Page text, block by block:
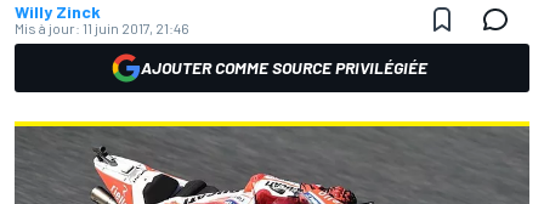
Willy Zinck
Mis à jour: 11 juin 2017, 21:46
AJOUTER COMME SOURCE PRIVILÉGIÉE